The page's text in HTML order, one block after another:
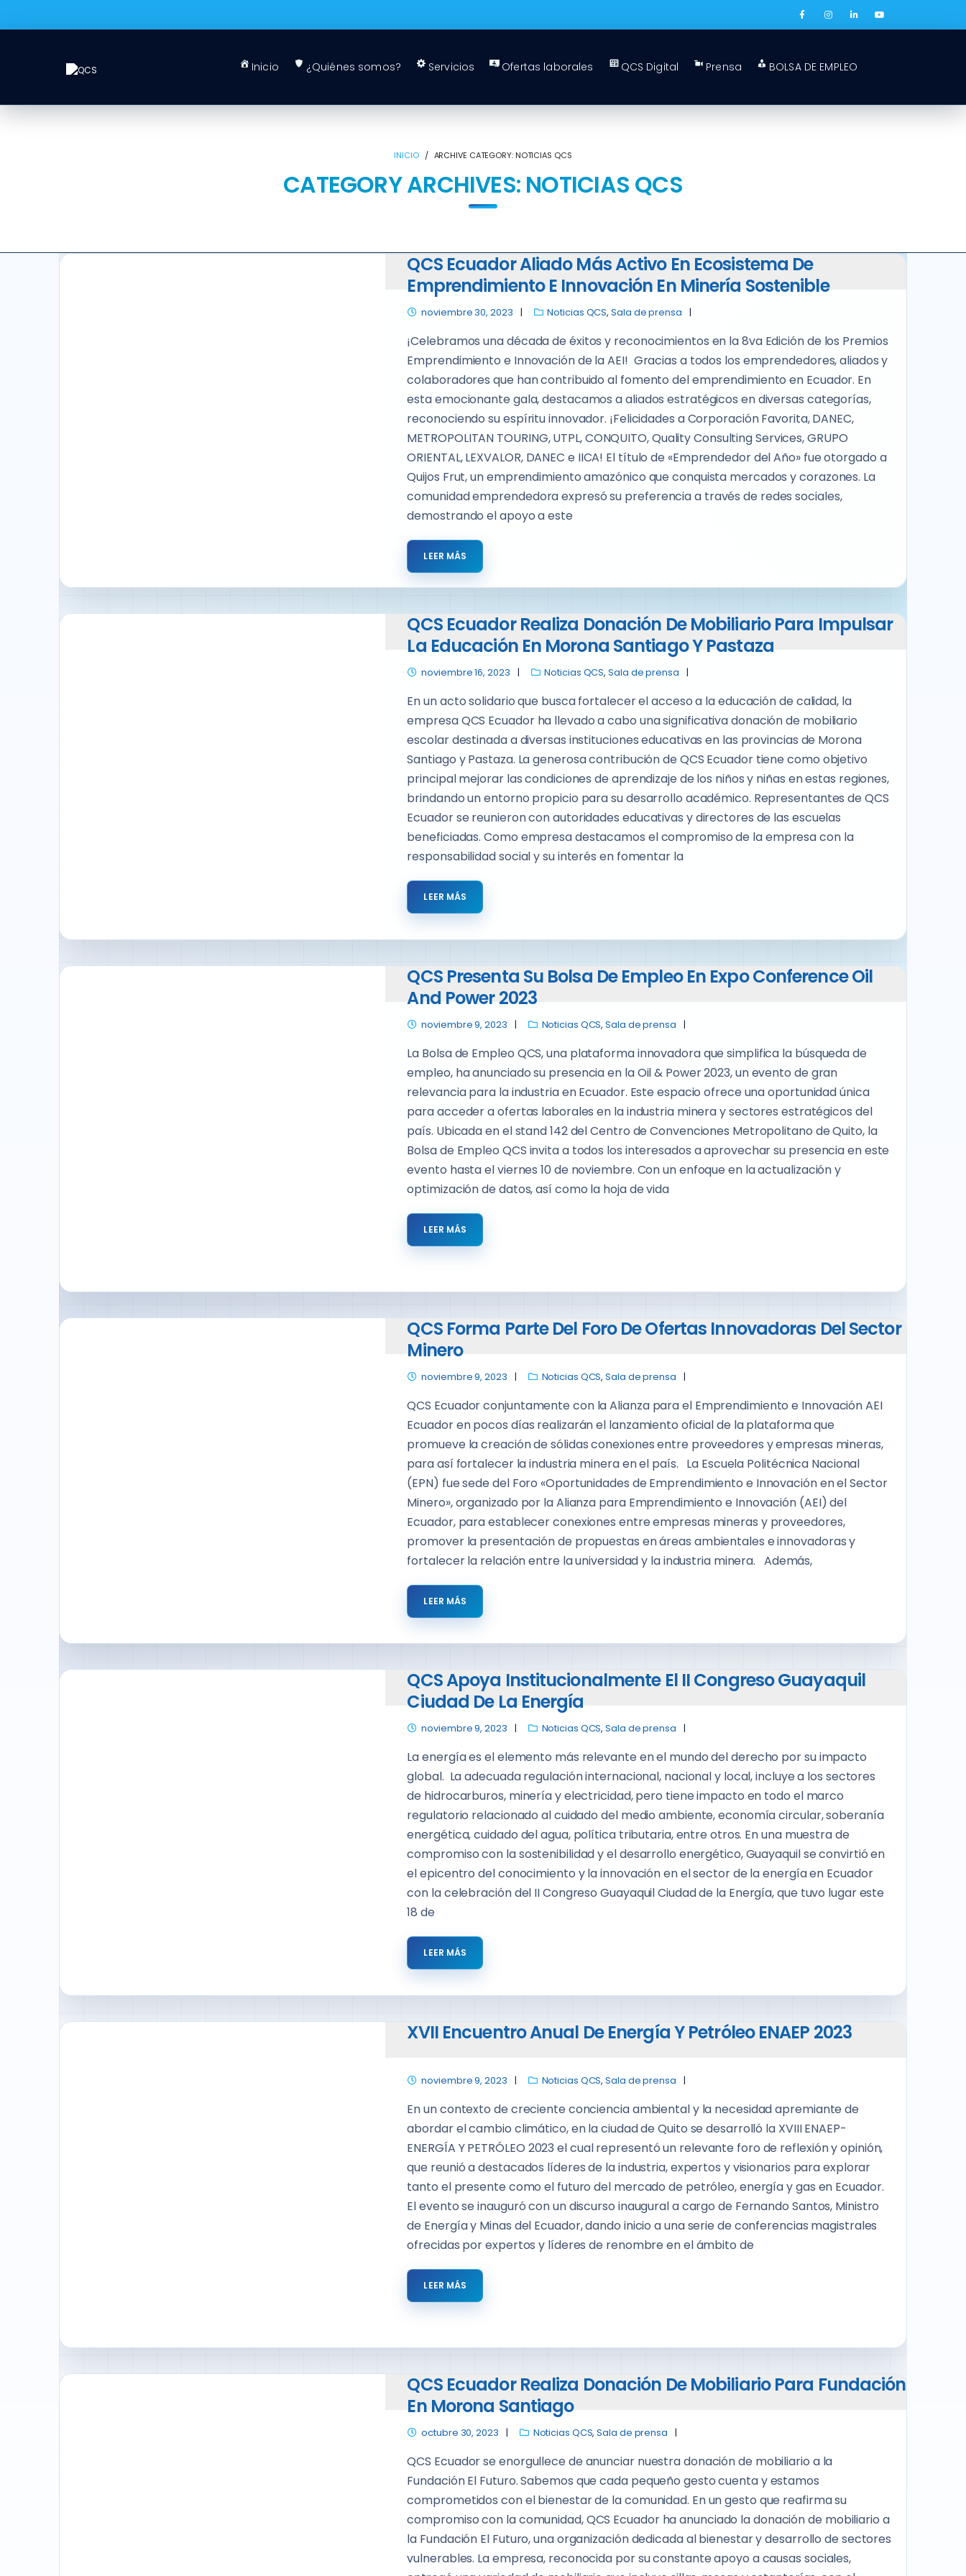
Inicio ¿Quiénes somos? Servicios Ofertas laborales QCS Digital Prensa BOLSA DE EMPLEO
INICIO / ARCHIVE CATEGORY: NOTICIAS QCS
CATEGORY ARCHIVES: NOTICIAS QCS
QCS Ecuador Aliado Más Activo En Ecosistema De
Emprendimiento E Innovación En Minería Sostenible
noviembre 30, 2023 Noticias QCS,Sala de prensa
¡Celebramos una década de éxitos y reconocimientos en la 8va Edición de los Premios
Emprendimiento e Innovación de la AEI! Gracias a todos los emprendedores, aliados y
colaboradores que han contribuido al fomento del emprendimiento en Ecuador. En
esta emocionante gala, destacamos a aliados estratégicos en diversas categorías,
reconociendo su espíritu innovador. ¡Felicidades a Corporación Favorita, DANEC,
METROPOLITAN TOURING, UTPL, CONQUITO, Quality Consulting Services, GRUPO
ORIENTAL, LEXVALOR, DANEC e IICA! El título de «Emprendedor del Año» fue otorgado a
Quijos Frut, un emprendimiento amazónico que conquista mercados y corazones. La
comunidad emprendedora expresó su preferencia a través de redes sociales,
demostrando el apoyo a este
LEER MÁS
QCS Ecuador Realiza Donación De Mobiliario Para Impulsar
La Educación En Morona Santiago Y Pastaza
noviembre 16, 2023 Noticias QCS,Sala de prensa
En un acto solidario que busca fortalecer el acceso a la educación de calidad, la
empresa QCS Ecuador ha llevado a cabo una significativa donación de mobiliario
escolar destinada a diversas instituciones educativas en las provincias de Morona
Santiago y Pastaza. La generosa contribución de QCS Ecuador tiene como objetivo
principal mejorar las condiciones de aprendizaje de los niños y niñas en estas regiones,
brindando un entorno propicio para su desarrollo académico. Representantes de QCS
Ecuador se reunieron con autoridades educativas y directores de las escuelas
beneficiadas. Como empresa destacamos el compromiso de la empresa con la
responsabilidad social y su interés en fomentar la
LEER MÁS
QCS Presenta Su Bolsa De Empleo En Expo Conference Oil
And Power 2023
noviembre 9, 2023 Noticias QCS,Sala de prensa
La Bolsa de Empleo QCS, una plataforma innovadora que simplifica la búsqueda de
empleo, ha anunciado su presencia en la Oil & Power 2023, un evento de gran
relevancia para la industria en Ecuador. Este espacio ofrece una oportunidad única
para acceder a ofertas laborales en la industria minera y sectores estratégicos del
país. Ubicada en el stand 142 del Centro de Convenciones Metropolitano de Quito, la
Bolsa de Empleo QCS invita a todos los interesados ​​a aprovechar su presencia en este
evento hasta el viernes 10 de noviembre. Con un enfoque en la actualización y
optimización de datos, así como la hoja de vida
LEER MÁS
QCS Forma Parte Del Foro De Ofertas Innovadoras Del Sector
Minero
noviembre 9, 2023 Noticias QCS,Sala de prensa
QCS Ecuador conjuntamente con la Alianza para el Emprendimiento e Innovación AEI
Ecuador en pocos días realizarán el lanzamiento oficial de la plataforma que
promueve la creación de sólidas conexiones entre proveedores y empresas mineras,
para así fortalecer la industria minera en el país. La Escuela Politécnica Nacional
(EPN) fue sede del Foro «Oportunidades de Emprendimiento e Innovación en el Sector
Minero», organizado por la Alianza para Emprendimiento e Innovación (AEI) del
Ecuador, para establecer conexiones entre empresas mineras y proveedores,
promover la presentación de propuestas en áreas ambientales e innovadoras y
fortalecer la relación entre la universidad y la industria minera. Además,
LEER MÁS
QCS Apoya Institucionalmente El II Congreso Guayaquil
Ciudad De La Energía
noviembre 9, 2023 Noticias QCS,Sala de prensa
La energía es el elemento más relevante en el mundo del derecho por su impacto
global. La adecuada regulación internacional, nacional y local, incluye a los sectores
de hidrocarburos, minería y electricidad, pero tiene impacto en todo el marco
regulatorio relacionado al cuidado del medio ambiente, economía circular, soberanía
energética, cuidado del agua, política tributaria, entre otros. En una muestra de
compromiso con la sostenibilidad y el desarrollo energético, Guayaquil se convirtió en
el epicentro del conocimiento y la innovación en el sector de la energía en Ecuador
con la celebración del II Congreso Guayaquil Ciudad de la Energía, que tuvo lugar este
18 de
LEER MÁS
XVII Encuentro Anual De Energía Y Petróleo ENAEP 2023
noviembre 9, 2023 Noticias QCS,Sala de prensa
En un contexto de creciente conciencia ambiental y la necesidad apremiante de
abordar el cambio climático, en la ciudad de Quito se desarrolló la XVIII ENAEP-
ENERGÍA Y PETRÓLEO 2023 el cual representó un relevante foro de reflexión y opinión,
que reunió a destacados líderes de la industria, expertos y visionarios para explorar
tanto el presente como el futuro del mercado de petróleo, energía y gas en Ecuador.
El evento se inauguró con un discurso inaugural a cargo de Fernando Santos, Ministro
de Energía y Minas del Ecuador, dando inicio a una serie de conferencias magistrales
ofrecidas por expertos y líderes de renombre en el ámbito de
LEER MÁS
QCS Ecuador Realiza Donación De Mobiliario Para Fundación
En Morona Santiago
octubre 30, 2023 Noticias QCS,Sala de prensa
QCS Ecuador se enorgullece de anunciar nuestra donación de mobiliario a la
Fundación El Futuro. Sabemos que cada pequeño gesto cuenta y estamos
comprometidos con el bienestar de la comunidad. En un gesto que reafirma su
compromiso con la comunidad, QCS Ecuador ha anunciado la donación de mobiliario a
la Fundación El Futuro, una organización dedicada al bienestar y desarrollo de sectores
vulnerables. La empresa, reconocida por su constante apoyo a causas sociales,